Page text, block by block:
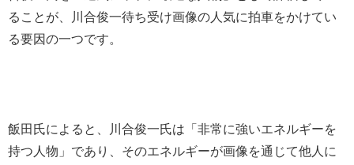
ることが、川合俊一待ち受け画像の人気に拍車をかけてい
る要因の一つです。
飯田氏によると、川合俊一氏は「非常に強いエネルギーを
持つ人物」であり、そのエネルギーが画像を通じて他人に